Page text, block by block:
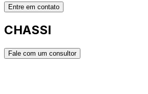
Entre em contato
CHASSI
Fale com um consultor